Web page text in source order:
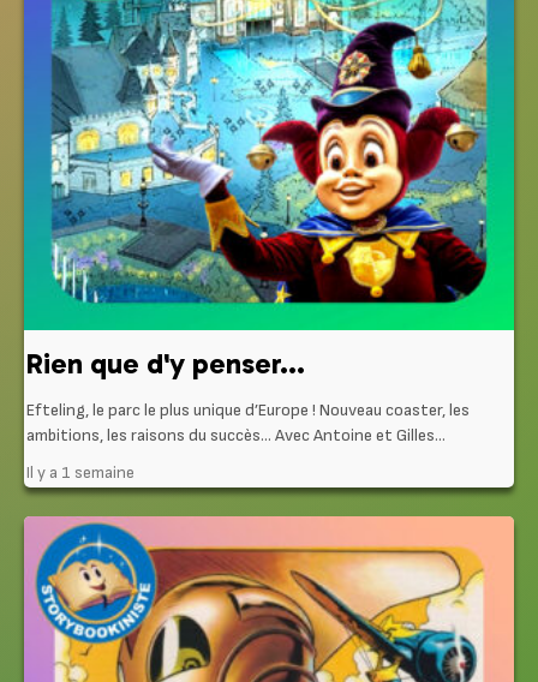
Rien que d'y penser...
Efteling, le parc le plus unique d’Europe ! Nouveau coaster, les
ambitions, les raisons du succès… Avec Antoine et Gilles...
Il y a 1 semaine